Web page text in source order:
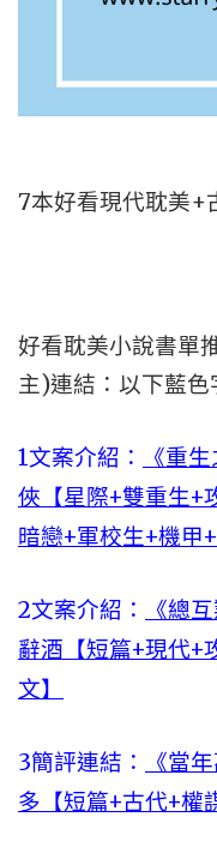
7本好看現代耽美+
好看耽美小說書單
主)連結：以下藍色
1文案介紹：
《重
俠【星際+雙重生+
暗戀+軍校生+機甲+
2文案介紹：
《總
辭酒【短篇+現代+
文】
3簡評連結：
《當
多【短篇+古代+權